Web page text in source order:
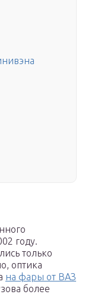
году.
только
оптика
на фары от ВАЗ
более